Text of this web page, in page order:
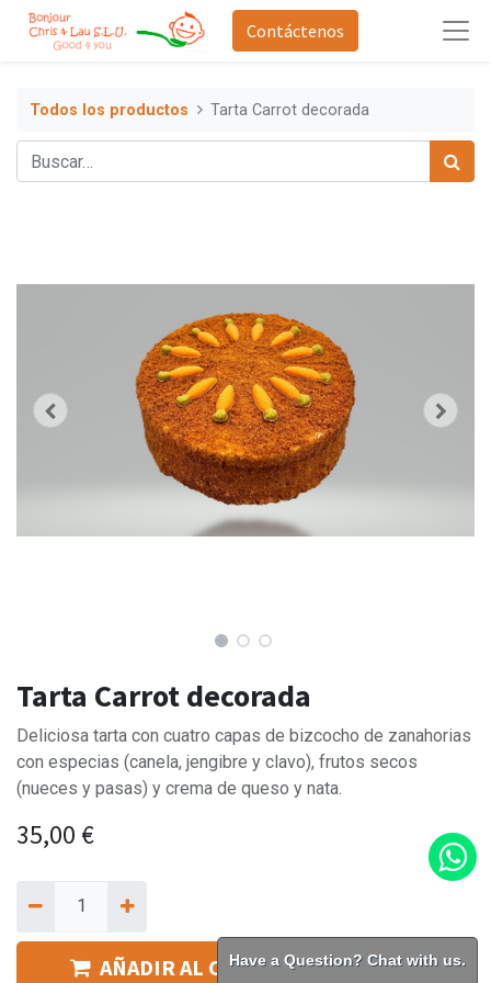
Contáctenos
Todos los productos Tarta Carrot decorada
Tarta Carrot decorada
Deliciosa tarta con cuatro capas de bizcocho de zanahorias
con especias (canela, jengibre y clavo), frutos secos
(nueces y pasas) y crema de queso y nata.
35,00 €
AÑADIR AL CARRITOHave a Question? Chat with us.